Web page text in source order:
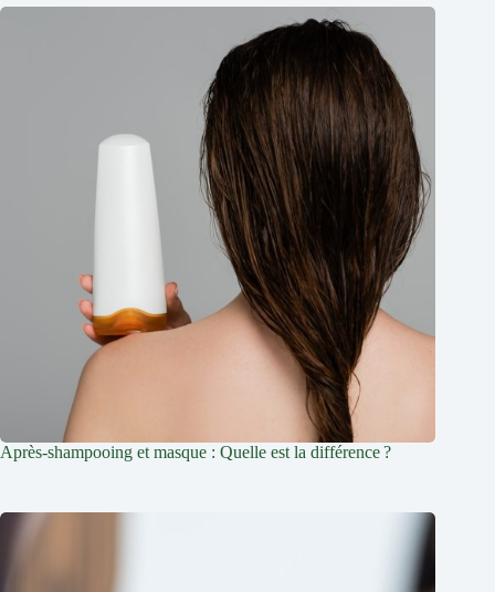
Après-shampooing et masque : Quelle est la différence ?